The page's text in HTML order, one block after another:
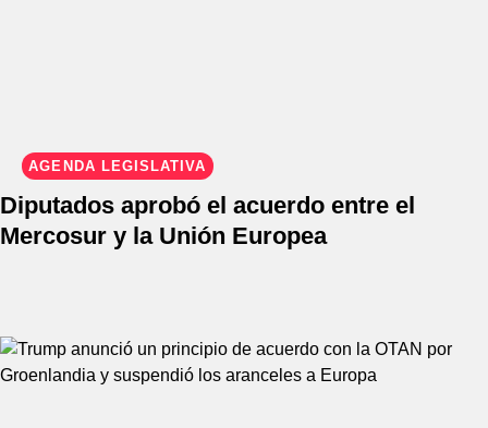
AGENDA LEGISLATIVA
Diputados aprobó el acuerdo entre el
Mercosur y la Unión Europea